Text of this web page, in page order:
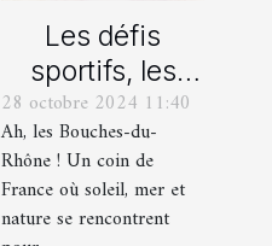
Les défis
sportifs, les
incontournables
de toute
organisation
d’EVG et EVJF
28 octobre 2024 11:40
Ah, les Bouches-du-
Rhône ! Un coin de
France où soleil, mer et
nature se rencontrent